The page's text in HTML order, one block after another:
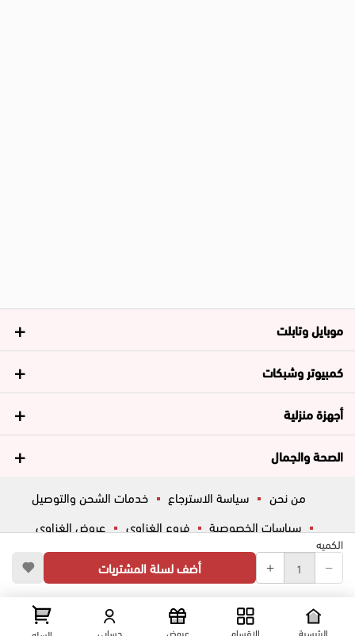
الكميه
أضف لسلة المشتريات
موبايل وتابلت
كمبيوتر وشبكات
أجهزة منزلية
الصحة والجمال
من نحن سياسة الاسترجاع
خدمات الشحن والتوصيل
سياسات الخصوصية
فروع الغزاوي
عروض الغزاوي
المساعدة
ڤاليو أسئلة شائعة
شارع المكاتب, الزقازيق , الشرقية, مصر عرض علي الخريطه الرئيسية الاقسام عروض حسابي